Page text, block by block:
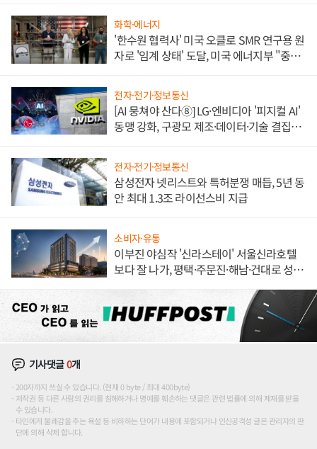
화학·에너지
'한수원 협력사' 미국 오클로 SMR 연구용 원
자로 '임계 상태' 도달, 미국 에너지부 "중요
전자·전기·정보통신
[AI 뭉쳐야 산다⑧] LG·엔비디아 '피지컬 AI'
동맹 강화, 구광모 제조·데이터·기술 결집
전자·전기·정보통신
삼성전자 넷리스트와 특허분쟁 매듭, 5년 동
안 최대 1.3조 라이선스비 지급
소비자·유통
이부진 야심작 '신라스테이' 서울신라호텔
보다 잘 나가, 평택·주문진·해남·건대로 성
기사댓글0개
200자까지 쓰실 수 있습니다. (현재 0 byte / 최대 400byte)
저작권 등 다른 사람의 권리를 침해하거나 명예를 훼손하는 댓글은 관련 법률에 의해 제재를 받을
수 있습니다.
타인에게 불쾌감을 주는 욕설 등 비하하는 단어가 내용에 포함되거나 인신공격성 글은 관리자의 판
단에 의해 삭제 합니다.